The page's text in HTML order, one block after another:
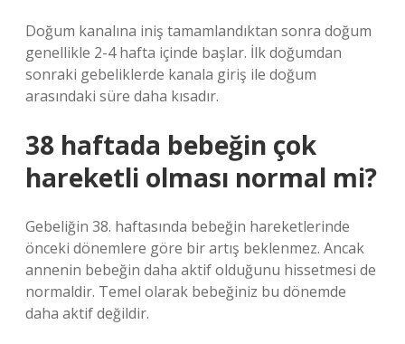
Doğum kanalına iniş tamamlandıktan sonra doğum
genellikle 2-4 hafta içinde başlar. İlk doğumdan
sonraki gebeliklerde kanala giriş ile doğum
arasındaki süre daha kısadır.
38 haftada bebeğin çok
hareketli olması normal mi?
Gebeliğin 38. haftasında bebeğin hareketlerinde
önceki dönemlere göre bir artış beklenmez. Ancak
annenin bebeğin daha aktif olduğunu hissetmesi de
normaldir. Temel olarak bebeğiniz bu dönemde
daha aktif değildir.